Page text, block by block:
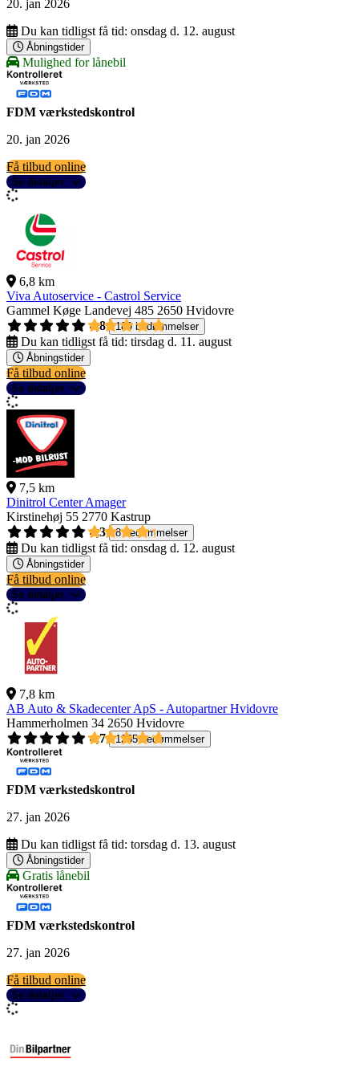
20. jan 2026
Du kan tidligst få tid: onsdag d. 12. august
Åbningstider
Mulighed for lånebil
FDM værkstedskontrol
20. jan 2026
Få tilbud online
Se detaljer
6,8 km
Viva Autoservice - Castrol Service
Gammel Køge Landevej 485 2650 Hvidovre
4,8
189 bedømmelser
Du kan tidligst få tid: tirsdag d. 11. august
Åbningstider
Få tilbud online
Se detaljer
7,5 km
Dinitrol Center Amager
Kirstinehøj 55 2770 Kastrup
4,3
8 bedømmelser
Du kan tidligst få tid: onsdag d. 12. august
Åbningstider
Få tilbud online
Se detaljer
7,8 km
AB Auto & Skadecenter ApS - Autopartner Hvidovre
Hammerholmen 34 2650 Hvidovre
4,7
1265 bedømmelser
FDM værkstedskontrol
27. jan 2026
Du kan tidligst få tid: torsdag d. 13. august
Åbningstider
Gratis lånebil
FDM værkstedskontrol
27. jan 2026
Få tilbud online
Se detaljer